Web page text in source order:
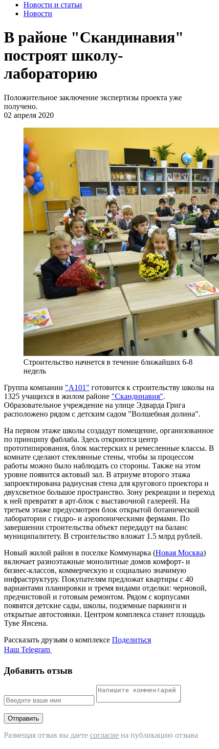
Новости и статьи
Новости
В районе "Скандинавия"
построят школу-
лабораторию
Положительное заключение экспертизы проекта уже
получено.
02 апреля 2020
Строительство начнется в течение ближайших 6-8
недель
Группа компании "А101" готовится к строительству школы на
1325 учащихся в жилом районе "Скандинавия".
Образовательное учреждение на улице Эдварда Грига
расположено рядом с детским садом "Волшебная долина".
На первом этаже школы создадут помещение, организованное
по принципу фаблаба. Здесь откроются центр
прототипирования, блок мастерских и ремесленные классы. В
комнате сделают стеклянные стены, чтобы за процессом
работы можно было наблюдать со стороны. Также на этом
уровне появится актовый зал. В атриуме второго этажа
запроектирована радиусная стена для кругового проектора и
двухсветное большое пространство. Зону рекреации и переход
к ней превратят в арт-блок с выставочной галереей. На
третьем этаже предусмотрен блок открытой ботанической
лаборатории с гидро- и аэропоническими фермами. По
завершении строительства объект передадут на баланс
муниципалитету. В строительство вложат 1.5 млрд рублей.
Новый жилой район в поселке Коммунарка (Новая Москва)
включает разноэтажные монолитные домов комфорт- и
бизнес-классов, коммерческую и социально значимую
инфраструктуру. Покупателям предложат квартиры с 40
вариантами планировки и тремя видами отделки: черновой,
предчистовой и готовым ремонтом. Рядом с корпусами
появятся детские сады, школы, подземные паркинги и
открытые автостоянки. Центром комплекса станет площадь
Туве Янсена.
Рассказать друзьям о комплексе Поделиться
Наш Telegram
Добавить отзыв
Отправить
Размещая отзыв вы даете согласие на публикацию отзыва